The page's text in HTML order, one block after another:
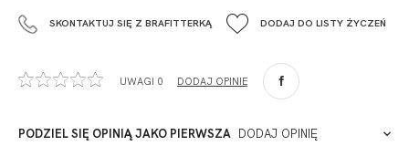
Fashiontex Group Sp.z o.o. Spółka komandytowa
+48 42 719 43 15
90-057
Polska
SKONTAKTUJ SIĘ Z BRAFITTERKĄ DODAJ DO LISTY ŻYCZEŃ
UWAGI 0 DODAJ OPINIĘ
PODZIEL SIĘ OPINIĄ JAKO PIERWSZA DODAJ OPINIĘ